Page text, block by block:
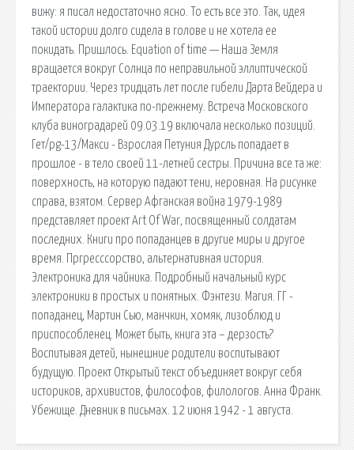
вижу: я писал недостаточно ясно. То есть все это. Так, идея
такой истории долго сидела в голове и не хотела ее
покидать. Пришлось. Equation of time — Наша Земля
вращается вокруг Солнца по неправильной эллиптической
траектории. Через тридцать лет после гибели Дарта Вейдера и
Императора галактика по-прежнему. Встреча Московского
клуба виноградарей 09.03.19 включала несколько позиций.
Гет/pg-13/Макси - Взрослая Петуния Дурсль попадает в
прошлое - в тело своей 11-летней сестры. Причина все та же:
поверхность, на которую падают тени, неровная. На рисунке
справа, взятом. Сервер Афганская война 1979-1989
представляет проект Art Of War, посвященный солдатам
последних. Книги про попаданцев в другие миры и другое
время. Пргресссорство, альтернативная история.
Электроника для чайника. Подробный начальный курс
электроники в простых и понятных. Фэнтези. Магия. ГГ -
попаданец, Мартин Сью, манчкин, хомяк, лизоблюд и
приспособленец. Может быть, книга эта – дерзость?
Воспитывая детей, нынешние родители воспитывают
будущую. Проект Открытый текст объединяет вокруг себя
историков, архивистов, философов, филологов. Анна Франк.
Убежище. Дневник в письмах. 12 июня 1942 - 1 августа.